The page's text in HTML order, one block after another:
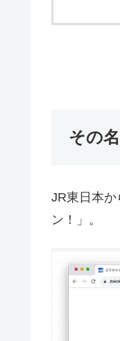
その
JR東日本
ン！」。